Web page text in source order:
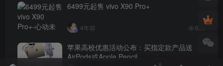
6499元起售 vivo X90 Pro+
4年前 699
苹果高校优惠活动公布：买指定款产品送
AirPods或Apple Pencil